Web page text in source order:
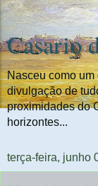
Casario
Nasceu como
divulgação de
proximidades do
horizontes...
terça-feira, junho